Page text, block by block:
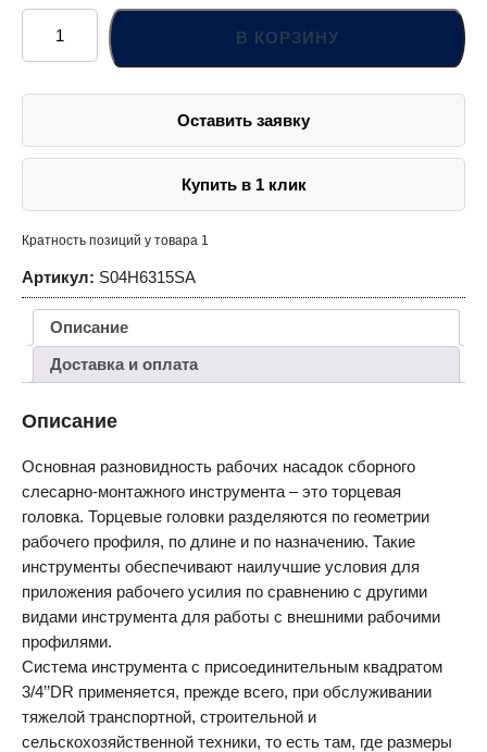
Количество
товара
S04H6315SA
(S04H6115SA)
головок
50
В КОРЗИНУ
Оставить заявку
Купить в 1 клик
Кратность позиций у товара 1
Артикул: S04H6315SA
Описание
Доставка и оплата
Описание
Основная разновидность рабочих насадок сборного
слесарно-монтажного инструмента – это торцевая
головка. Торцевые головки разделяются по геометрии
рабочего профиля, по длине и по назначению. Такие
инструменты обеспечивают наилучшие условия для
приложения рабочего усилия по сравнению с другими
видами инструмента для работы с внешними рабочими
профилями.
Система инструмента с присоединительным квадратом
3/4’’DR применяется, прежде всего, при обслуживании
тяжелой транспортной, строительной и
сельскохозяйственной техники, то есть там, где размеры